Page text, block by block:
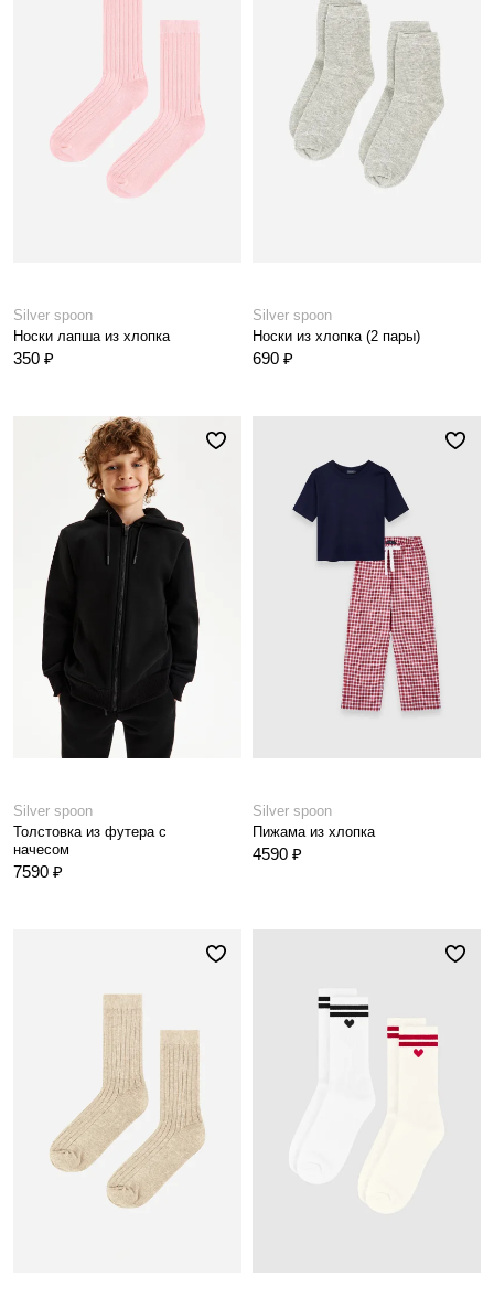
Silver spoon
Носки лапша из хлопка
350 ₽
Silver spoon
Носки из хлопка (2 пары)
690 ₽
Silver spoon
Толстовка из футера с
начесом
7590 ₽
Silver spoon
Пижама из хлопка
4590 ₽